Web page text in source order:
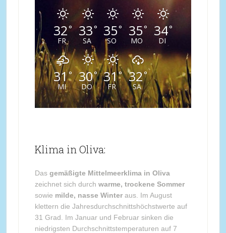
32°
FR
33°
SA
35°
SO
35°
MO
34°
DI
31°
MI
30°
DO
31°
FR
32°
SA
Klima in Oliva:
Das gemäßigte Mittelmeerklima in Oliva
zeichnet sich durch warme, trockene Sommer
sowie milde, nasse Winteraus. Im August
klettern die Jahresdurchschnittshöchstwerte auf
31 Grad. Im Januar und Februar sinken die
niedrigsten Durchschnittstemperaturen auf 7